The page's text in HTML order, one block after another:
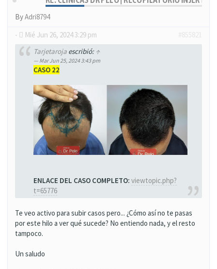
ByAdri8794
-
Mié Jun 26, 2024 3:29 pm
Tarjetarojaescribió: ↑
Mar Jun 25, 2024 3:43 pm
CASO 22
ENLACE DEL CASO COMPLETO: viewtopic.php?
t=65776
Te veo activo para subir casos pero... ¿Cómo así no te pasas
por este hilo a ver qué sucede? No entiendo nada, y el resto
tampoco.
Un saludo